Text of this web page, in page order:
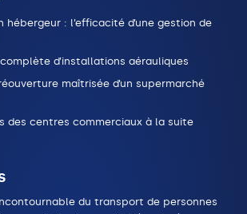
hébergeur : l’efficacité d’une gestion de
d’installations aérauliques
maîtrisée d’un supermarché
des centres commerciaux à la suite
du transport de personnes